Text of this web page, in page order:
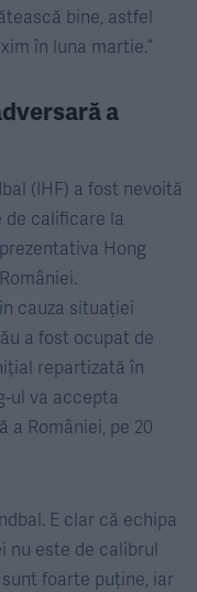
bine, astfel
în luna martie.”
a
(IHF) a fost nevoită
calificare la
Hong
cauza situației
a fost ocupat de
repartizată în
ul va accepta
a României, pe 20
E clar că echipa
nu este de calibrul
foarte puține, iar